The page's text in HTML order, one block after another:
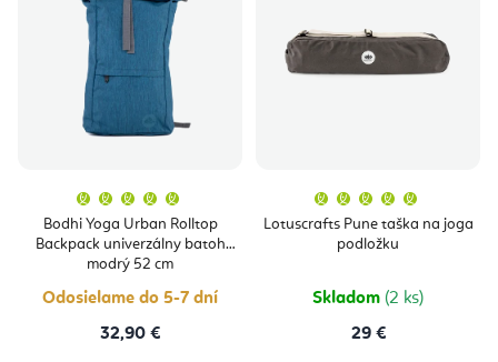
Bodhi Yoga Urban Rolltop
Backpack univerzálny batoh
modrý 52 cm
produktu
je
5,0
hviezdičiek.
Odosielame do 5-7 dní
32,90 €
Lotuscrafts Pune taška na joga
podložku
produktu
je
Skladom (2 ks)
29 €